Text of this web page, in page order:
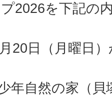
2026を下記の
20日（月曜日
年自然の家（貝